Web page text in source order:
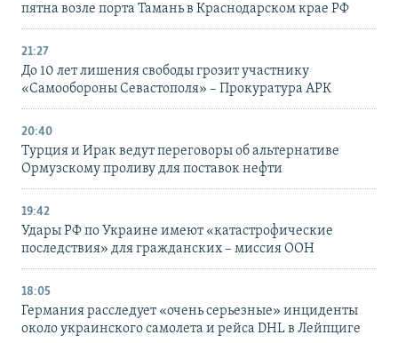
пятна возле порта Тамань в Краснодарском крае РФ
21:27
До 10 лет лишения свободы грозит участнику
«Самообороны Севастополя» – Прокуратура АРК
20:40
Турция и Ирак ведут переговоры об альтернативе
Ормузскому проливу для поставок нефти
19:42
Удары РФ по Украине имеют «катастрофические
последствия» для гражданских – миссия ООН
18:05
Германия расследует «очень серьезные» инциденты
около украинского самолета и рейса DHL в Лейпциге